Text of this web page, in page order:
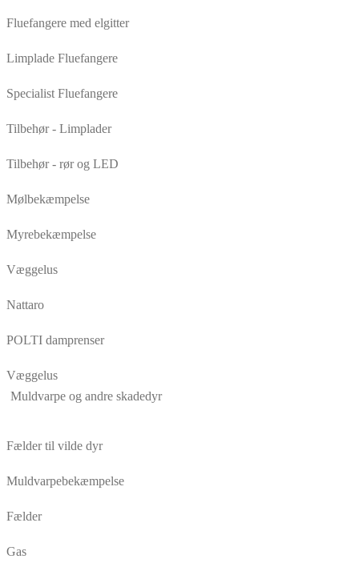
Fluefangere med elgitter
Limplade Fluefangere
Specialist Fluefangere
Tilbehør - Limplader
Tilbehør - rør og LED
Mølbekæmpelse
Myrebekæmpelse
Væggelus
Nattaro
POLTI damprenser
Væggelus
Muldvarpe og andre skadedyr
Fælder til vilde dyr
Muldvarpebekæmpelse
Fælder
Gas